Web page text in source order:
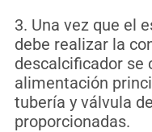
3. Una vez que el
debe realizar la
descalcificador se
alimentación
tubería y válvula
proporcionadas.